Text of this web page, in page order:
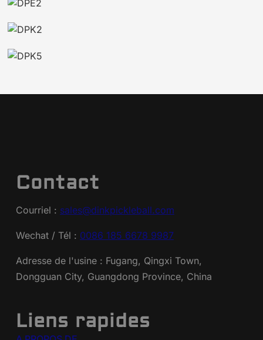
Contact
Courriel : sales@dinkpickleball.com
Wechat / Tél : 0086 185 6678 9987
Adresse de l'usine : Fugang, Qingxi Town,
Dongguan City, Guangdong Province, China
Liens rapides